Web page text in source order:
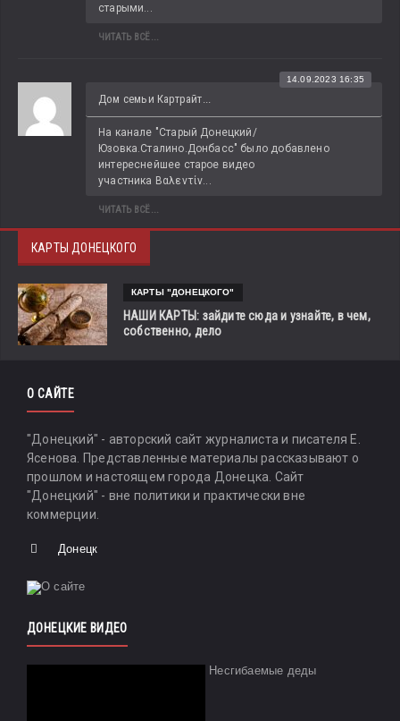
старыми...
ЧИТАТЬ ВСЁ...
Дом семьи Картрайт...
14.09.2023 16:35
На канале "Старый Донецкий/
Юзовка.Сталино.Донбасс" было добавлено
интереснейшее старое видео
участника Βαλεντίν...
ЧИТАТЬ ВСЁ...
КАРТЫ ДОНЕЦКОГО
КАРТЫ "ДОНЕЦКОГО"
НАШИ КАРТЫ: зайдите сюда и узнайте, в чем,
собственно, дело
О САЙТЕ
"Донецкий" - авторский сайт журналиста и писателя Е.
Ясенова. Представленные материалы рассказывают о
прошлом и настоящем города Донецка. Сайт
"Донецкий" - вне политики и практически вне
коммерции.
Донецк
ДОНЕЦКИЕ ВИДЕО
Несгибаемые деды